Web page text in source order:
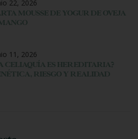
22, 2026
MOUSSE DE YOGUR DE OVEJA
11, 2026
CELIAQUÍA ES HEREDITARIA?
RIESGO Y REALIDAD